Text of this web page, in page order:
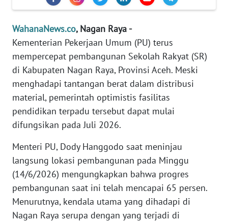
WahanaNews.co, Nagan Raya -
Kementerian Pekerjaan Umum (PU) terus
mempercepat pembangunan Sekolah Rakyat (SR)
di Kabupaten Nagan Raya, Provinsi Aceh. Meski
menghadapi tantangan berat dalam distribusi
material, pemerintah optimistis fasilitas
pendidikan terpadu tersebut dapat mulai
difungsikan pada Juli 2026.
Menteri PU, Dody Hanggodo saat meninjau
langsung lokasi pembangunan pada Minggu
(14/6/2026) mengungkapkan bahwa progres
pembangunan saat ini telah mencapai 65 persen.
Menurutnya, kendala utama yang dihadapi di
Nagan Raya serupa dengan yang terjadi di
INDEKS
BERITA
KONTAK
IKLAN
KAMI
PEDOMAN
MEDIA
SIBER